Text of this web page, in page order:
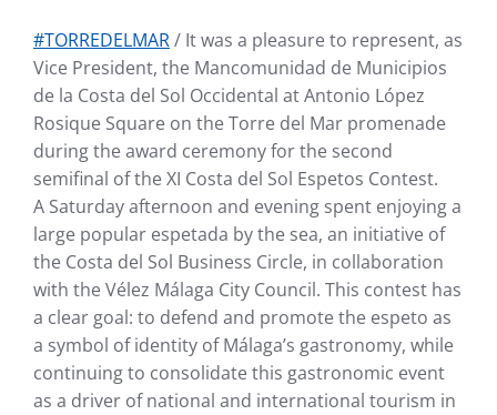
#TORREDELMAR/ It was a pleasure to represent, as
Vice President, the Mancomunidad de Municipios
de la Costa del Sol Occidental at Antonio López
Rosique Square on the Torre del Mar promenade
during the award ceremony for the second
semifinal of the XI Costa del Sol Espetos Contest.
A Saturday afternoon and evening spent enjoying a
large popular espetada by the sea, an initiative of
the Costa del Sol Business Circle, in collaboration
with the Vélez Málaga City Council. This contest has
a clear goal: to defend and promote the espeto as
a symbol of identity of Málaga’s gastronomy, while
continuing to consolidate this gastronomic event
as a driver of national and international tourism in